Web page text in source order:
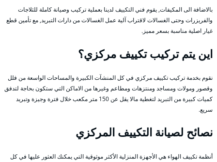
بالاضافة الى المكيفات, يقوم فني التكييف لدينا بعملية تركيب وصيانة كاملة للثلاجات
والفريزرات وحتى الغسالات لاقتراب آلية عمل الغسالات من دارات التبريد, مع تأمين قطع
غيار اصلية مناسبة بسعر مميز.
اين يتم تركيب تكييف مركزي؟
نقوم بخدمة تركيب تكييف مركزي في كل المنشآت الكبيرة والمساحات الواسعة من فلل
وقصور ومولات ومساجد ومنتزهات ومطاعم وغيرها من الاماكن التي ستكون بحاجة لتدفق
كميات كبيرة من التبريد لتغطية مالا يقل عن 150 متر مكعب خلال فترة وجيزة وتبريد
سريع.
نصائح لصيانة التكييف المركزي
أنظمة تكييف الهواء هي الأجهزة المنزلية الأكثر موثوقية التي يمكنك العثور عليها في كل